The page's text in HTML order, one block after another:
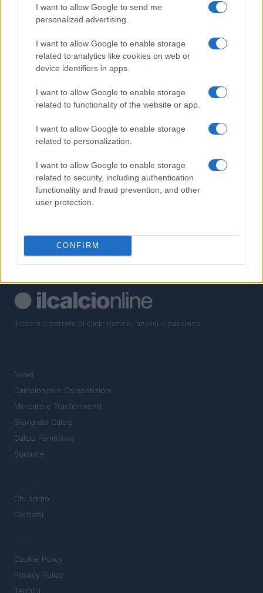
I want to allow Google to send me
personalized advertising.
I want to allow Google to enable storage
related to analytics like cookies on web or
device identifiers in apps.
I want to allow Google to enable storage
related to functionality of the website or app.
I want to allow Google to enable storage
related to personalization.
I want to allow Google to enable storage
related to security, including authentication
functionality and fraud prevention, and other
user protection.
CONFIRM
PIÙ LETTI
Luigi Colombo, il telecronista che cambiò la radio e la
Il Mirandés e il suo allenatore italiano: una storia di successo
Guida Completa al Campionato Mondiale di Calcio: Storia,
Curiosità e Record Incredibili
Analisi delle difficoltà di Arsenal e delle sue scelte di mercato
Cortei pro Palestina: manifestazioni a Roma e Milano per la
solidarietà
Il calcio a portata di click: notizie, analisi e passione
News
Campionati e Competizioni
Mercato e Trasferimenti
Storia del Calcio
Calcio Femminile
Squadre
Chi siamo
Contatti
Cookie Policy
Privacy Policy
Termini